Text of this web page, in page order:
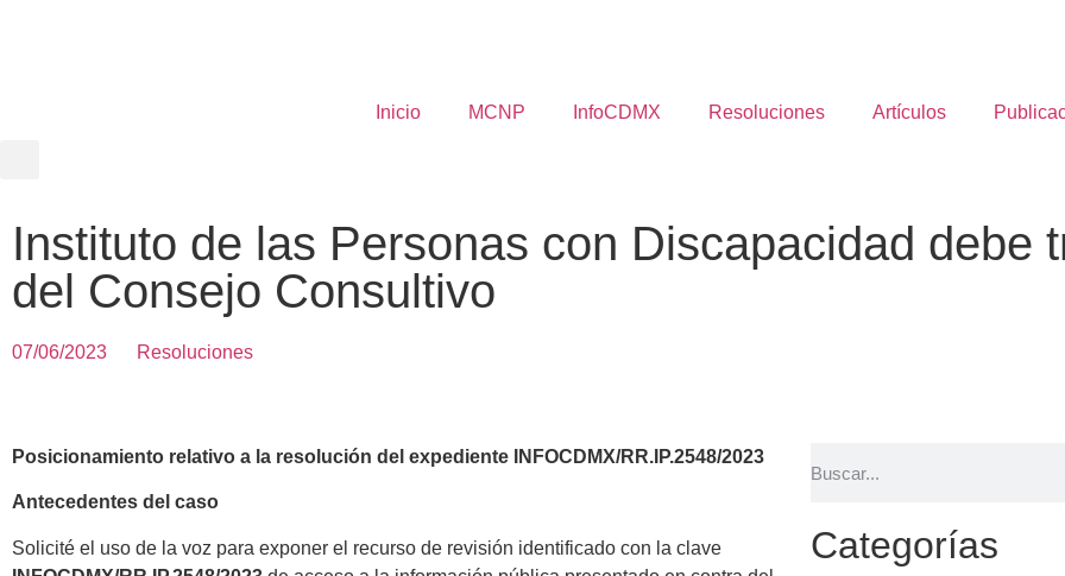
Inicio MCNP InfoCDMX Resoluciones Artículos
Instituto de las Personas con Discapacidad debe
del Consejo Consultivo
07/06/2023 Resoluciones
Posicionamiento relativo a la resolución del expediente INFOCDMX/RR.IP.2548/2023
Antecedentes del caso
Solicité el uso de la voz para exponer el recurso de revisión identificado con la clave
Categorías